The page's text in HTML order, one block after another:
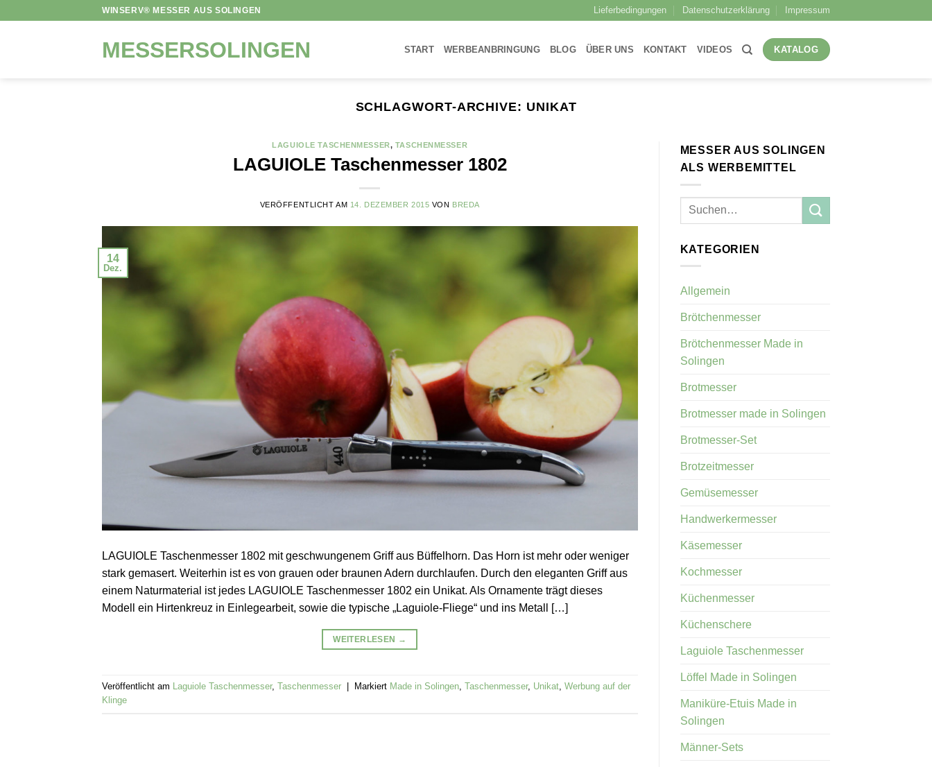
WINSERV® MESSER AUS SOLINGEN Lieferbedingungen Datenschutzerklärung Impressum
MESSERSOLINGEN START WERBEANBRINGUNG BLOG ÜBER UNS KONTAKT VIDEOS KATALOG
SCHLAGWORT-ARCHIVE: UNIKAT
LAGUIOLE TASCHENMESSER, TASCHENMESSER
LAGUIOLE Taschenmesser 1802
VERÖFFENTLICHT AM 14. DEZEMBER 2015 VON BREDA
14
Dez.
LAGUIOLE Taschenmesser 1802 mit geschwungenem Griff aus Büffelhorn. Das Horn ist mehr oder weniger
stark gemasert. Weiterhin ist es von grauen oder braunen Adern durchlaufen. Durch den eleganten Griff aus
einem Naturmaterial ist jedes LAGUIOLE Taschenmesser 1802 ein Unikat. Als Ornamente trägt dieses
Modell ein Hirtenkreuz in Einlegearbeit, sowie die typische „Laguiole-Fliege“ und ins Metall […]
WEITERLESEN →
Veröffentlicht am Laguiole Taschenmesser, Taschenmesser Markiert Made in Solingen, Taschenmesser, Unikat, Werbung auf der
Klinge
MESSER AUS SOLINGEN
ALS WERBEMITTEL
KATEGORIEN
Allgemein
Brötchenmesser
Brötchenmesser Made in
Solingen
Brotmesser
Brotmesser made in Solingen
Brotmesser-Set
Brotzeitmesser
Gemüsemesser
Handwerkermesser
Käsemesser
Kochmesser
Küchenmesser
Küchenschere
Laguiole Taschenmesser
Löffel Made in Solingen
Maniküre-Etuis Made in
Solingen
Männer-Sets